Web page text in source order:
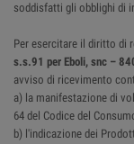
soddisfatti gli obblighi di
Per esercitare il diritto di
s.s.91 per Eboli, snc –
avviso di ricevimento
a) la manifestazione di
64 del Codice del
b) l'indicazione dei